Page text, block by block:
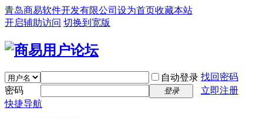
青岛商易软件开发有限公司 设为首页收藏本站
开启辅助访问 切换到宽版
自动登录 找回密码
密码
登录
立即注册
快捷导航